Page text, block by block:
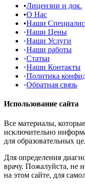
•Лицензии и док.
•О Нас
•Наши
•Наши Цены
•Наши Услуги
•Наши работы
•Статьи
•Наши Контакты
•Политика
•Обратная связь
Использование сайта
Все материалы,
исключительно
для образовательных
Для определения
врачу. Пожалуйста, не
на этом сайте, для